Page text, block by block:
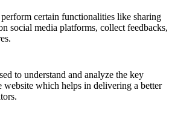
certain functionalities like sharing
social media platforms, collect feedbacks,
to understand and analyze the key
website which helps in delivering a better